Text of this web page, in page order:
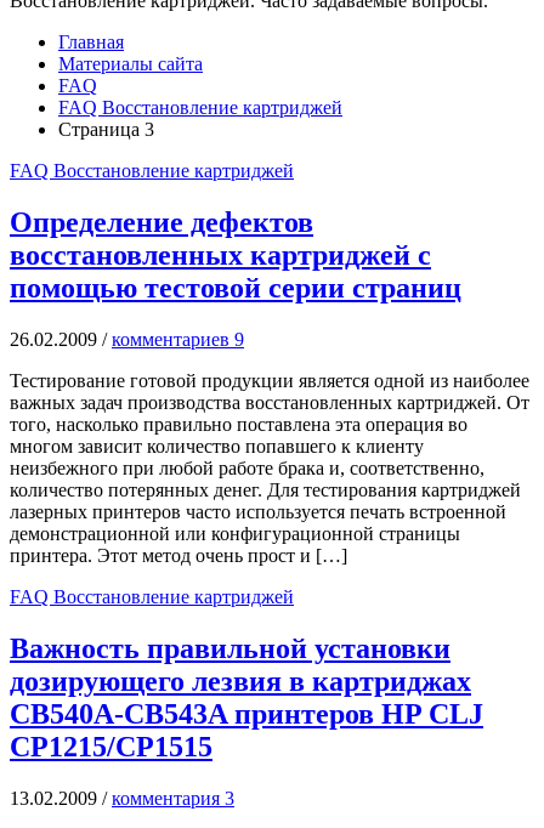
Главная
Материалы сайта
FAQ
FAQ Восстановление картриджей
Страница 3
FAQ Восстановление картриджей
Определение дефектов
восстановленных картриджей с
помощью тестовой серии страниц
26.02.2009 /комментариев 9
Тестирование готовой продукции является одной из наиболее
важных задач производства восстановленных картриджей. От
того, насколько правильно поставлена эта операция во
многом зависит количество попавшего к клиенту
неизбежного при любой работе брака и, соответственно,
количество потерянных денег. Для тестирования картриджей
лазерных принтеров часто используется печать встроенной
демонстрационной или конфигурационной страницы
принтера. Этот метод очень прост и […]
FAQ Восстановление картриджей
Важность правильной установки
дозирующего лезвия в картриджах
CB540A-CB543A принтеров HP CLJ
CP1215/CP1515
13.02.2009 /комментария 3